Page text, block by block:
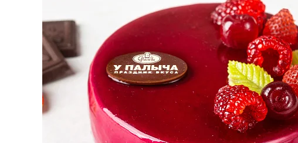
Готовые блюда замороженные
Колбаса и деликатесы
Сыр и масло
Кейтеринг
Десерты замороженные, мороженое и сорбеты
Полезные сладости и снеки
Чай, кофе, напитки